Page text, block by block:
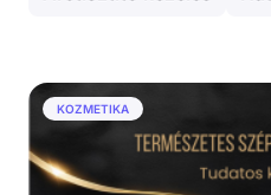
KOZMETIKA